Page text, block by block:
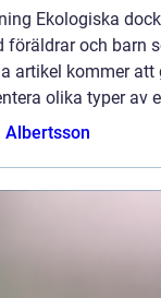
Ekologiska
föräldrar och barn
artikel kommer att
olika typer av
Albertsson